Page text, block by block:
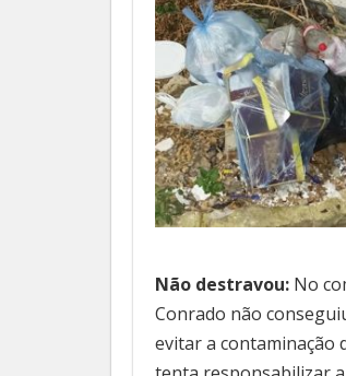
Não destravou: No
Conrado não
evitar a contaminação